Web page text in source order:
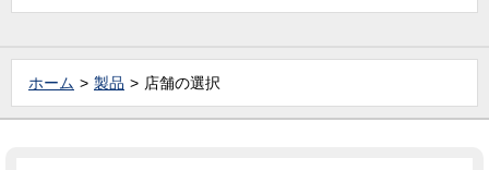
ホーム 製品 店舗の選択